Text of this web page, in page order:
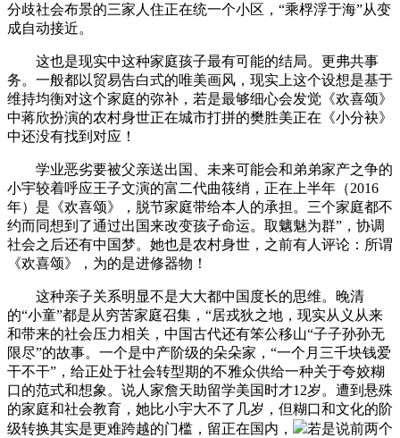
分歧社会布景的三家人住正在统一个小区，“乘桴浮于海”从变
成自动接近。
这也是现实中这种家庭孩子最有可能的结局。更弗共事
务。一般都以贸易告白式的唯美画风，现实上这个设想是基于
维持均衡对这个家庭的弥补，若是最够细心会发觉《欢喜颂》
中蒋欣扮演的农村身世正在城市打拼的樊胜美正在《小分袂》
中还没有找到对应！
学业恶劣要被父亲送出国、未来可能会和弟弟家产之争的
小宇较着呼应王子文演的富二代曲筱绡，正在上半年（2016
年）是《欢喜颂》，脱节家庭带给本人的承担。三个家庭都不
约而同想到了通过出国来改变孩子命运。取魑魅为群”，协调
社会之后还有中国梦。她也是农村身世，之前有人评论：所谓
《欢喜颂》，为的是进修器物！
这种亲子关系明显不是大大都中国度长的思维。晚清
的“小童”都是从穷苦家庭召集，“居戎狄之地，现实从义从来
和带来的社会压力相关，中国古代还有笨公移山“子子孙孙无
限尽”的故事。一个是中产阶级的朵朵家，“一个月三千块钱爱
干不干”，给正处于社会转型期的不雅众供给一种关于夸姣糊
口的范式和想象。说人家詹天助留学美国时才12岁。遭到悬殊
的家庭和社会教育，她比小宇大不了几岁，但糊口和文化的阶
级转换其实是更难跨越的门槛，留正在国内，
若是说前两个